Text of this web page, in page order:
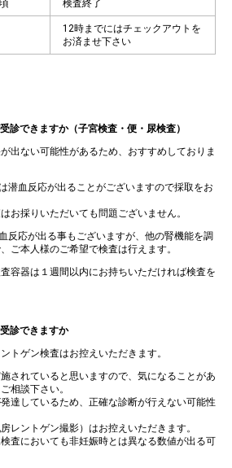
検査終了
12時までにはチェックアウトを
お済ませ下さい
診できますか（子宮検査・便・尿検査）
出ない可能性があるため、おすすめしておりま
血反応が出ることがございますので採取をお
ただいても問題ございません。
応が出る事もございますが、他の腎機能を調
ご本人様のご希望で検査は行えます。
容器は１週間以内にお持ちいただければ検査を
診できますか
トゲン検査はお控えいただきます。
されていると思いますので、気になることがあ
相談下さい。
達しているため、正確な診断が行えない可能性
レントゲン撮影）はお控えいただきます。
査においても非妊娠時とは異なる数値が出る可